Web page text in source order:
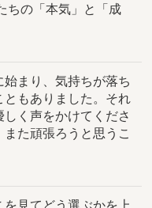
ちの「本気」と「成
まり、気持ちが落ち
もありました。それ
く声をかけてくださ
た頑張ろうと思うこ
見てどう選ぶかを上